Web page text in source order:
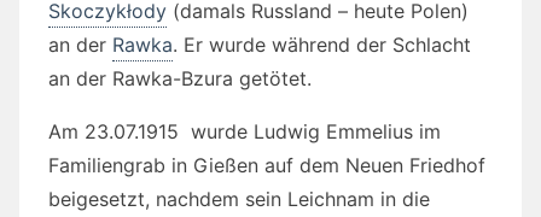
Skoczykłody (damals Russland – heute Polen)
an der Rawka. Er wurde während der Schlacht
an der Rawka-Bzura getötet.
Am 23.07.1915 wurde Ludwig Emmelius im
Familiengrab in Gießen auf dem Neuen Friedhof
beigesetzt, nachdem sein Leichnam in die